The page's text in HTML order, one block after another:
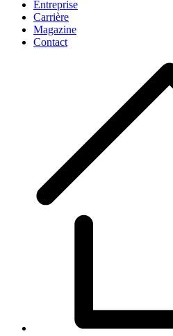
Entreprise
Carrière
Magazine
Contact